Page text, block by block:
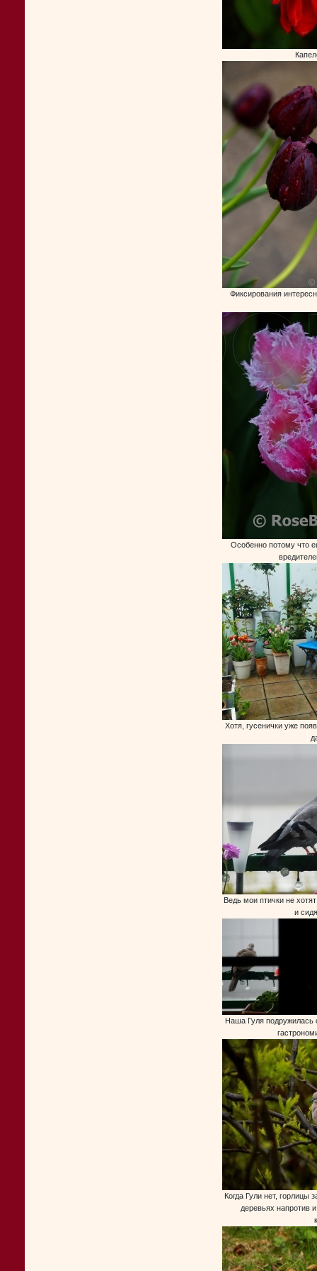
Фиксирования
Особенно потому что
Хотя, гусенички уже
Ведь мои птички не
и
Наша Гуля подружилась
Когда Гули нет, горлицы
деревьях напротив